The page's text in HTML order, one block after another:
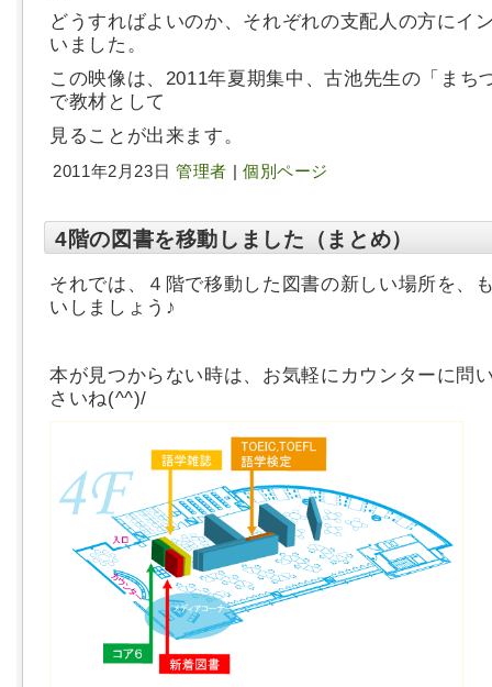
どうすればよいのか、それぞれの支配人の方にイ
いました。
この映像は、2011年夏期集中、古池先生の「まち
で教材として
見ることが出来ます。
2011年2月23日管理者 個別ページ
4階の図書を移動しました（まとめ）
それでは、４階で移動した図書の新しい場所を、
いしましょう♪
本が見つからない時は、お気軽にカウンターに問
さいね(^^)/